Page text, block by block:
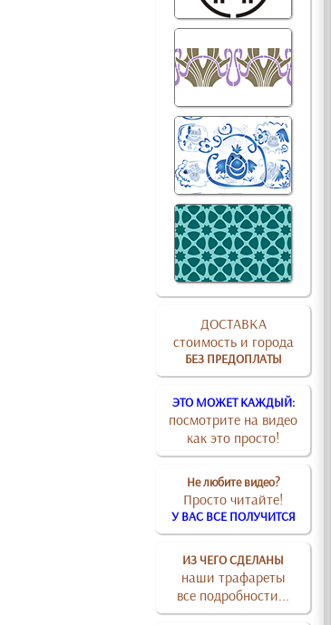
ДОСТАВКА
стоимость и города
БЕЗ ПРЕДОПЛАТЫ
ЭТО МОЖЕТ КАЖДЫЙ:
посмотрите на видео
как это просто!
Не любите видео?
Просто читайте!
У ВАС ВСЕ ПОЛУЧИТСЯ
ИЗ ЧЕГО СДЕЛАНЫ
наши трафареты
все подробности...